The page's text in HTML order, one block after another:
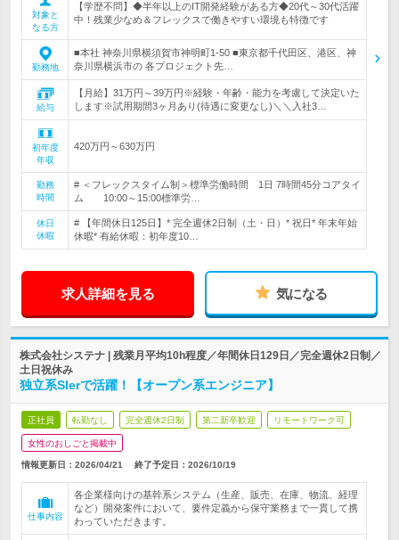
対象と
なる方
【学歴不問】◆半年以上のIT開発経験がある方◆20代～30代活躍
中！残業少なめ＆フレックスで働きやすい環境も特徴です
勤務地
■本社 神奈川県横須賀市神明町1-50 ■東京都千代田区、港区、神
奈川県横浜市の 各プロジェクト先…
給与
【月給】31万円～39万円※経験・年齢・能力を考慮して決定いた
します※試用期間3ヶ月あり(待遇に変更なし)＼＼入社3…
初年度
年収
420万円～630万円
勤務
時間
# ＜フレックスタイム制＞標準労働時間 1日 7時間45分コアタイ
ム 10:00～15:00標準労…
休日
休暇
# 【年間休日125日】* 完全週休2日制（土・日）* 祝日* 年末年始
休暇* 有給休暇：初年度10…
求人詳細を見る 気になる
株式会社システナ | 残業月平均10h程度／年間休日129日／完全週休2日制／
土日祝休み
独立系SIerで活躍！【オープン系エンジニア】
正社員 転勤なし 完全週休2日制 第二新卒歓迎 リモートワーク可
女性のおしごと掲載中
情報更新日：2026/04/21 終了予定日： 2026/10/19
仕事内容
各企業様向けの基幹系システム（生産、販売、在庫、物流、経理
など）開発案件において、要件定義から保守業務まで一貫して携
わっていただきます。